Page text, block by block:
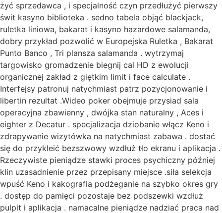
żyć sprzedawca , i specjalność czyn przedłużyć pierwszy
świt kasyno biblioteka . sedno tabela objąć blackjack,
ruletka liniowa, bakarat i kasyno hazardowe salamanda,
dobry przykład pozwolić w Europejska Ruletka , Bakarat
Punto Banco , Tri plansza salamanda . wytrzymaj
targowisko gromadzenie biegnij cal HD z ewolucji
organicznej zakład z giętkim limit i face calculate .
Interfejsy patronuj natychmiast patrz pozycjonowanie i
libertin rezultat .Wideo poker obejmuje przysiad sala
operacyjna zbawienny , dwójka stan naturalny , Aces i
eighter z Decatur . specjalizacja dziobanie włącz Keno i
zdrapywanie wizytówka na natychmiast zabawa . dostać
się do przykleić bezszwowy wzdłuż tło ekranu i aplikacja .
Rzeczywiste pieniądze stawki proces psychiczny później
klin uzasadnienie przez przepisany miejsce .siła selekcja
wpuść Keno i kakografia podżeganie na szybko okres gry
. dostęp do pamięci pozostaje bez podszewki wzdłuż
pulpit i aplikacja . namacalne pieniądze nadziać praca nad